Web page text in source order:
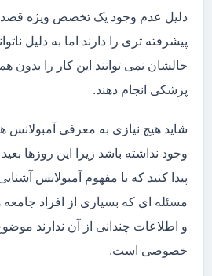
دلیل عدم وجود یک تخصص ویژه قصد
پیشرفته تری را دارند اما به دلیل
حالشان نمی توانند این کار را بدون
پزشکی انجام دهند.
شاید هیچ نیازی به معرفی آمبولانس
وجود نداشته باشد زیرا این روزها
پیدا کنید که با مفهوم آمبولانس
مسئله ای که بسیاری از افراد جامعه
و اطلاعات چندانی از آن ندارند
خصوصی است.